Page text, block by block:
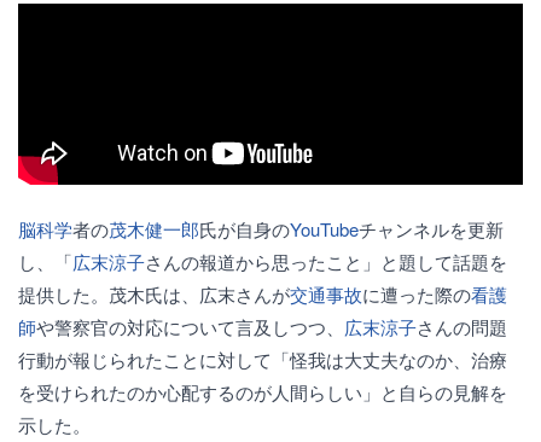
脳科学者の茂木健一郎氏が自身のYouTubeチャンネルを更新
し、「広末涼子さんの報道から思ったこと」と題して話題を
提供した。茂木氏は、広末さんが交通事故に遭った際の看護
師や警察官の対応について言及しつつ、 広末涼子さんの問題
行動が報じられたことに対して「怪我は大丈夫なのか、治療
を受けられたのか心配するのが人間らしい」と自らの見解を
示した。